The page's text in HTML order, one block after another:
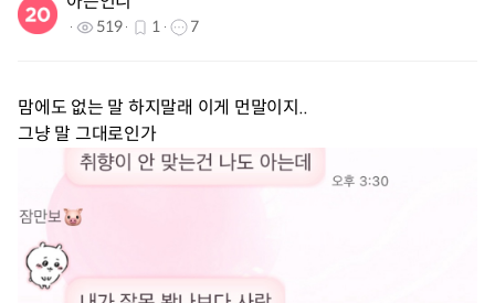
519 1 7
맘에도 없는 말 하지말래 이게 먼말이지..
그냥 말 그대로인가